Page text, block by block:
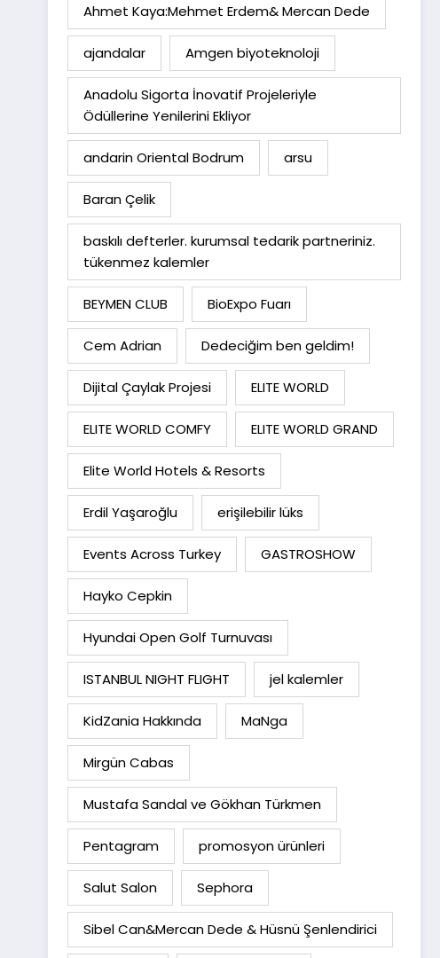
Ahmet Kaya:Mehmet Erdem& Mercan Dede
ajandalar Amgen biyoteknoloji
Anadolu Sigorta İnovatif Projeleriyle
Ödüllerine Yenilerini Ekliyor
andarin Oriental Bodrum arsu
Baran Çelik
baskılı defterler. kurumsal tedarik partneriniz.
tükenmez kalemler
BEYMEN CLUB BioExpo Fuarı
Cem Adrian Dedeciğim ben geldim!
Dijital Çaylak Projesi ELITE WORLD
ELITE WORLD COMFY ELITE WORLD GRAND
Elite World Hotels & Resorts
Erdil Yaşaroğlu erişilebilir lüks
Events Across Turkey GASTROSHOW
Hayko Cepkin
Hyundai Open Golf Turnuvası
ISTANBUL NIGHT FLIGHT jel kalemler
KidZania Hakkında MaNga
Mirgün Cabas
Mustafa Sandal ve Gökhan Türkmen
Pentagram promosyon ürünleri
Salut Salon Sephora
Sibel Can&Mercan Dede & Hüsnü Şenlendirici